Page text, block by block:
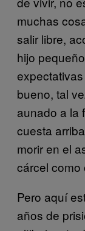
muchas
salir libre,
hijo
bueno, tal
aunado a la
cuesta
morir en el
cárcel como
Pero aquí
años de